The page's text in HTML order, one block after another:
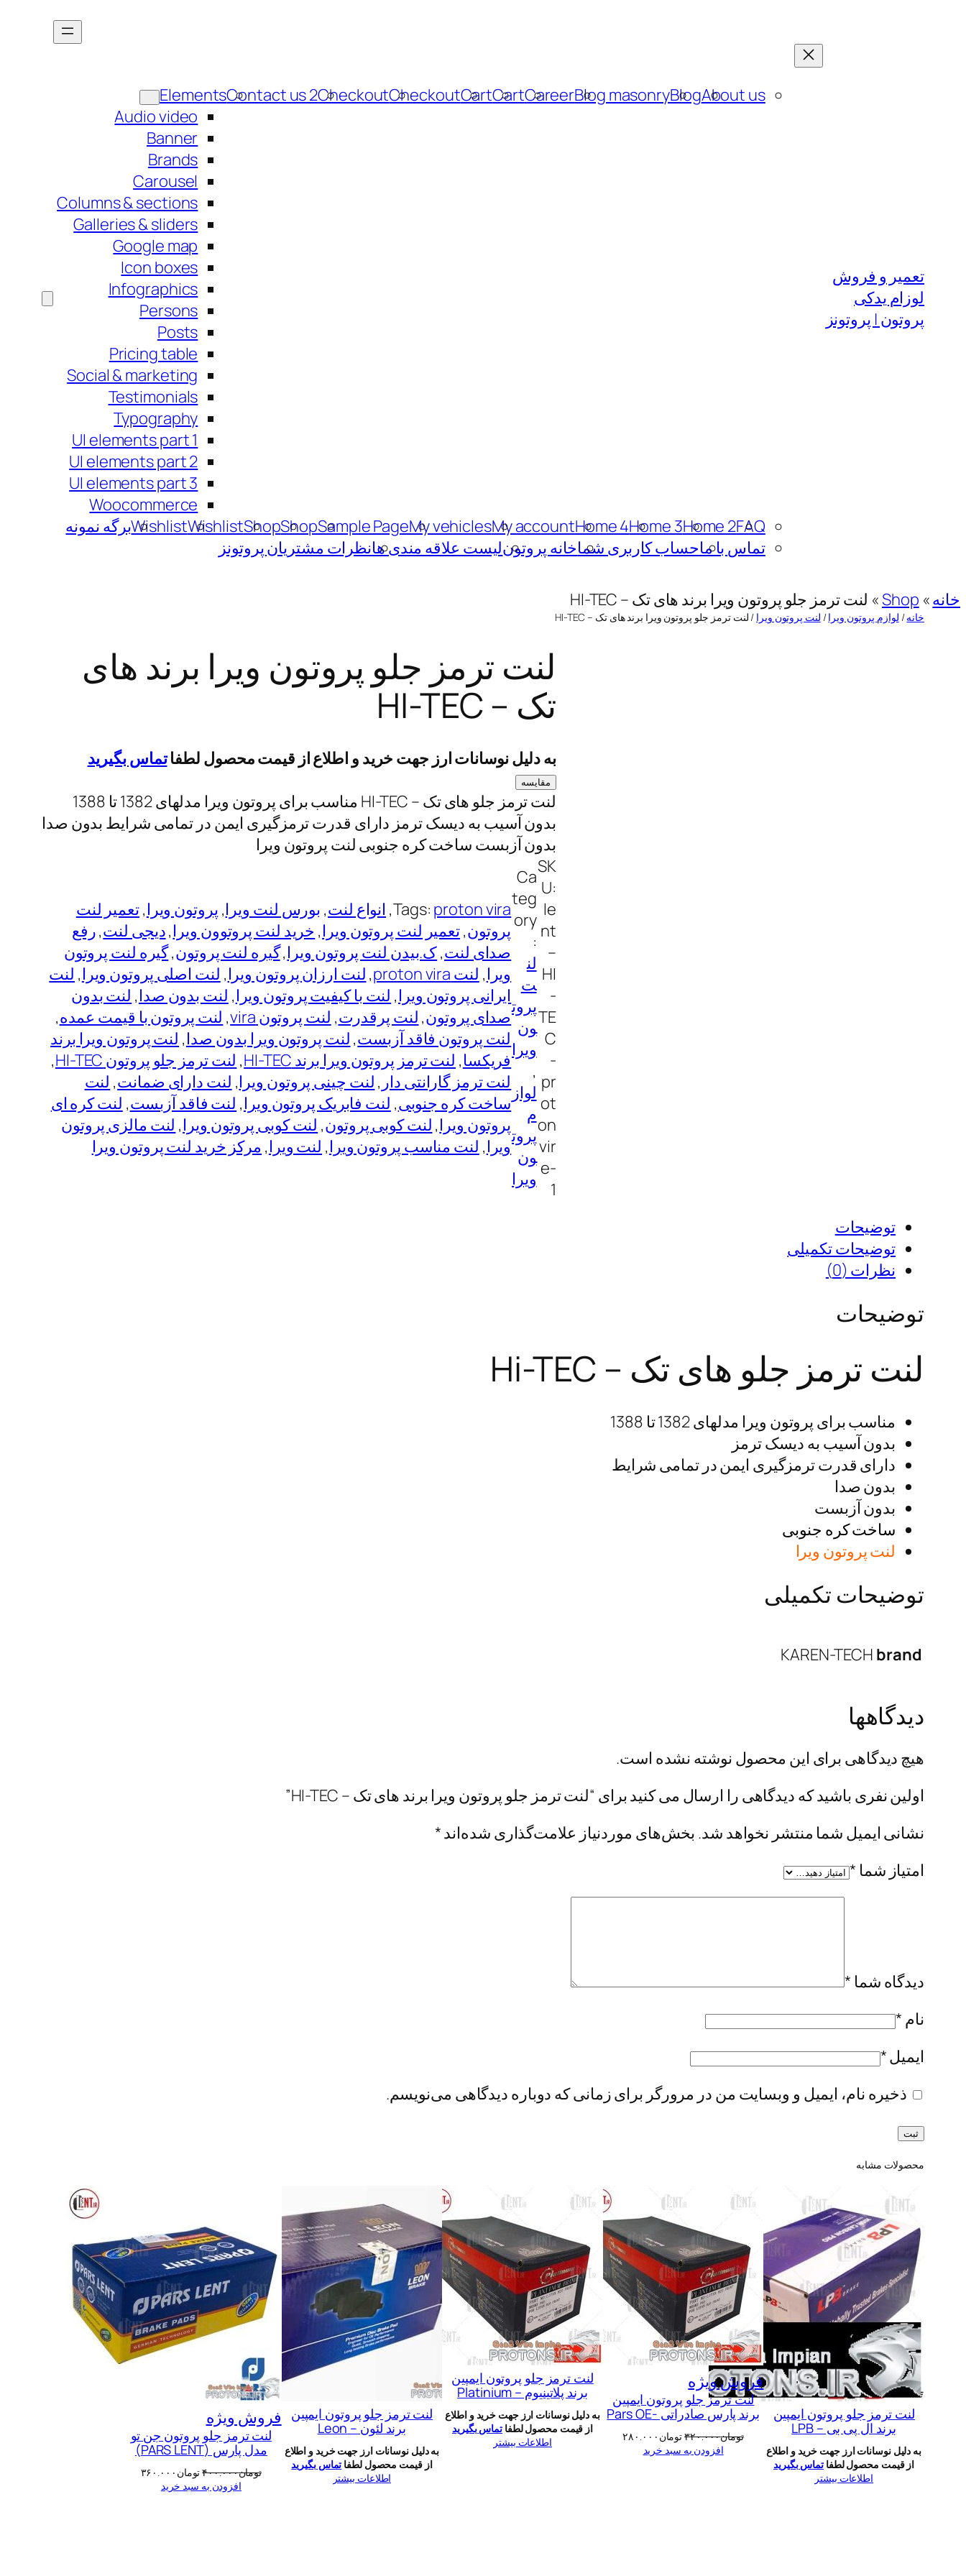
تعمیر و فروش
لوزام یدکی
پروتون | پروتونز
About us
Blog
Blog masonry
Career
Cart
Cart
Checkout
Checkout
Contact us 2
Elements
Audio video
Banner
Brands
Carousel
Columns & sections
Galleries & sliders
Google map
Icon boxes
Infographics
Persons
Posts
Pricing table
Social & marketing
Testimonials
Typography
UI elements part 1
UI elements part 2
UI elements part 3
Woocommerce
FAQ
Home 2
Home 3
Home 4
My account
My vehicles
Sample Page
Shop
Shop
Wishlist
Wishlistبرگه نمونه
تماس با ماحساب کاربری شماخانه پروتونلیست علاقه مندی هانظرات مشتریان پروتونز
خانه»
Shop
» لنت ترمز جلو پروتون ویرا برند های تک – HI-TEC
خانه/ لوازم پروتون ویرا/ لنت پروتون ویرا / لنت ترمز جلو پروتون ویرا برند های تک – HI-TEC
لنت ترمز جلو پروتون ویرا برند های
تک – HI-TEC
به دلیل نوسانات ارز جهت خرید و اطلاع از قیمت محصول لطفاتماس بگیرید
مقایسه
لنت ترمز جلو های تک – HI-TEC مناسب برای پروتون ویرا مدلهای 1382 تا 1388
بدون آسیب به دیسک ترمز دارای قدرت ترمزگیری ایمن در تمامی شرایط بدون صدا
بدون آزبست ساخت کره جنوبی لنت پروتون ویرا
SK
U:
le
nt
–
HI
-
TE
C
-
pr
ot
on
vir
e-
1
Ca
teg
ory
:
لن
ت
پروت
ون
ویرا
,
لواز
م
پروت
ون
ویرا
Tags: proton vira
, انواع لنت, بورس لنت ویرا, پروتون ویرا, تعمیر لنت
پروتون, تعمیر لنت پروتون ویرا, خرید لنت پروتوون ویرا, دیجی لنت, رفع
صدای لنت, ک.بیدن لنت پروتون ویرا, گیره لنت پروتون, گیره لنت پروتون
ویرا, لنت proton vira , لنت ارزان پروتون ویرا, لنت اصلی پروتون ویرا, لنت
ایرانی پروتون ویرا, لنت با کیفیت پروتون ویرا, لنت بدون صدا, لنت بدون
صدای پروتون, لنت پرقدرت, لنت پروتون vira , لنت پروتون با قیمت عمده,
لنت پروتون فاقد آزبست, لنت پروتون ویرا بدون صدا, لنت پروتون ویرا برند
فریکسا, لنت ترمز پروتون ویرا برند HI-TEC , لنت ترمز جلو پروتون HI-TEC
,
لنت ترمز گارانتی دار , لنت چینی پروتون ویرا, لنت دارای ضمانت, لنت
ساخت کره جنوبی, لنت فابریک پروتون ویرا, لنت فاقد آزبست, لنت کره ای
پروتون ویرا, لنت کوبی پروتون, لنت کوبی پروتون ویرا, لنت مالزی پروتون
ویرا, لنت مناسب پروتون ویرا, لنت ویرا, مرکز خرید لنت پروتون ویرا
توضیحات
توضیحات تکمیلی
نظرات (0)
توضیحات
لنت ترمز جلو های تک – Hi-TEC
مناسب برای پروتون ویرا مدلهای 1382 تا 1388
بدون آسیب به دیسک ترمز
دارای قدرت ترمزگیری ایمن در تمامی شرایط
بدون صدا
بدون آزبست
ساخت کره جنوبی
لنت پروتون ویرا
توضیحات تکمیلی
brand
KAREN-TECH
دیدگاهها
هیچ دیدگاهی برای این محصول نوشته نشده است.
اولین نفری باشید که دیدگاهی را ارسال می کنید برای “لنت ترمز جلو پروتون ویرا برند های تک – HI-TEC”
نشانی ایمیل شما منتشر نخواهد شد. بخش‌های موردنیاز علامت‌گذاری شده‌اند*
امتیاز شما *
دیدگاه شما *
نام *
ایمیل*
ذخیره نام، ایمیل و وبسایت من در مرورگر برای زمانی که دوباره دیدگاهی می‌نویسم.
محصولات مشابه
لنت ترمز جلو پروتون ایمپین
برند ال پی بی – LPB
به دلیل نوسانات ارز جهت خرید و اطلاع
از قیمت محصول لطفا تماس بگیرید
اطلاعات بیشتر
فروش ویژهمحصول
تخفیف
خورده
لنت ترمز جلو پروتون ایمپین
برند پارس صادراتی -Pars OE
تومان۳۲۰.۰۰۰قیمت
اصلی:
تومان ۲۸۰.۰۰۰قیمت
افزودن به سبد خرید
لنت ترمز جلو پروتون ایمپین
برند پلاتینیوم – Platinium
به دلیل نوسانات ارز جهت خرید و اطلاع
از قیمت محصول لطفاتماس بگیرید
اطلاعات بیشتر
لنت ترمز جلو پروتون ایمپین
برند لئون – Leon
به دلیل نوسانات ارز جهت خرید و اطلاع
از قیمت محصول لطفا تماس بگیرید
اطلاعات بیشتر
فروش ویژه
تخفیف
خورده
لنت ترمز جلو پروتون جن تو
مدل پارس (PARS LENT)
تومان۴۰۰.۰۰۰قیمت
اصلی:
تومان ۳۶۰.۰۰۰قیمت
افزودن به سبد خرید